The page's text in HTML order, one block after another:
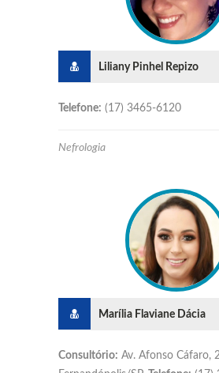
Liliany Pinhel Repizo
Telefone: (17) 3465-6120
Nefrologia
Marília Flaviane Dácia
Consultório: Av. Afonso Cáfaro,